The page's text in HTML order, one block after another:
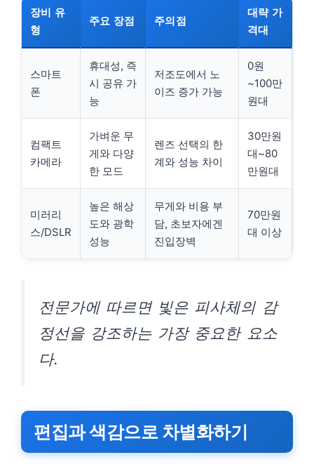
장비 유
형
주요 장점 주의점
대략 가
격대
스마트
폰
휴대성, 즉
시 공유 가
능
저조도에서 노
이즈 증가 가능
0원
~100만
원대
컴팩트
카메라
가벼운 무
게와 다양
한 모드
렌즈 선택의 한
계와 성능 차이
30만원
대~80
만원대
미러리
스/DSLR
높은 해상
도와 광학
성능
무게와 비용 부
담, 초보자에겐
진입장벽
70만원
대 이상
전문가에 따르면 빛은 피사체의 감
정선을 강조하는 가장 중요한 요소
다.
편집과 색감으로 차별화하기